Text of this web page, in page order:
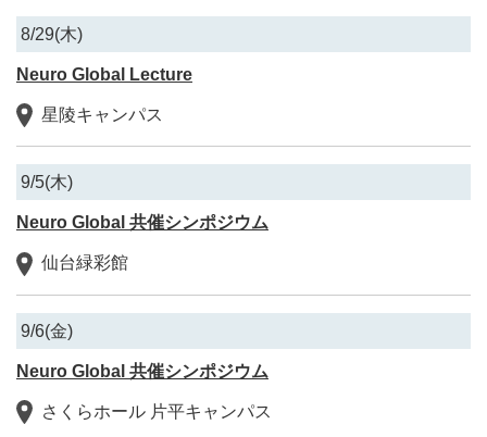
8/29(木)
Neuro Global Lecture
星陵キャンパス
9/5(木)
Neuro Global 共催シンポジウム
仙台緑彩館
9/6(金)
Neuro Global 共催シンポジウム
さくらホール 片平キャンパス